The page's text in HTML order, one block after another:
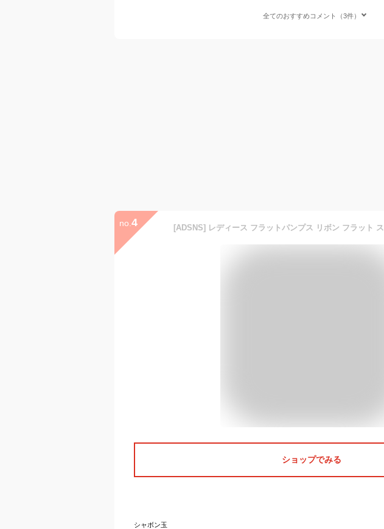
全てのおすすめコメント（3件）
no. 4
ショップでみる
シャボン玉